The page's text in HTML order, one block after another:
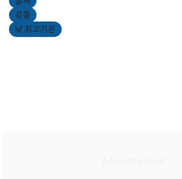
강풍
낮 최고기온